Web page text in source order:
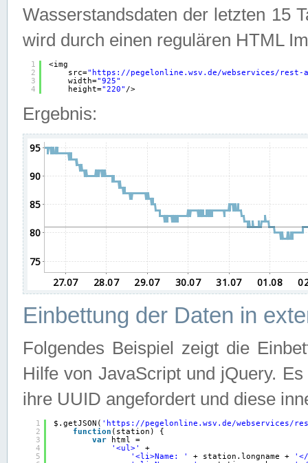
Wasserstandsdaten der letzten 15
wird durch einen regulären HTML
1
2
3
4
<img
src=" https://pegelonline.wsv.de/webservices/rest-
width="925"
height="220" />
Ergebnis:
Einbettung der Daten in
Folgendes Beispiel zeigt die
Hilfe von JavaScript und jQuery.
ihre UUID angefordert und diese
1
2
3
4
5
$.getJSON( ' https://pegelonline.wsv.de/webservices/
function (station) {
var
html =
'<ul>'
+
'<li>Name: '
+ station.longname +